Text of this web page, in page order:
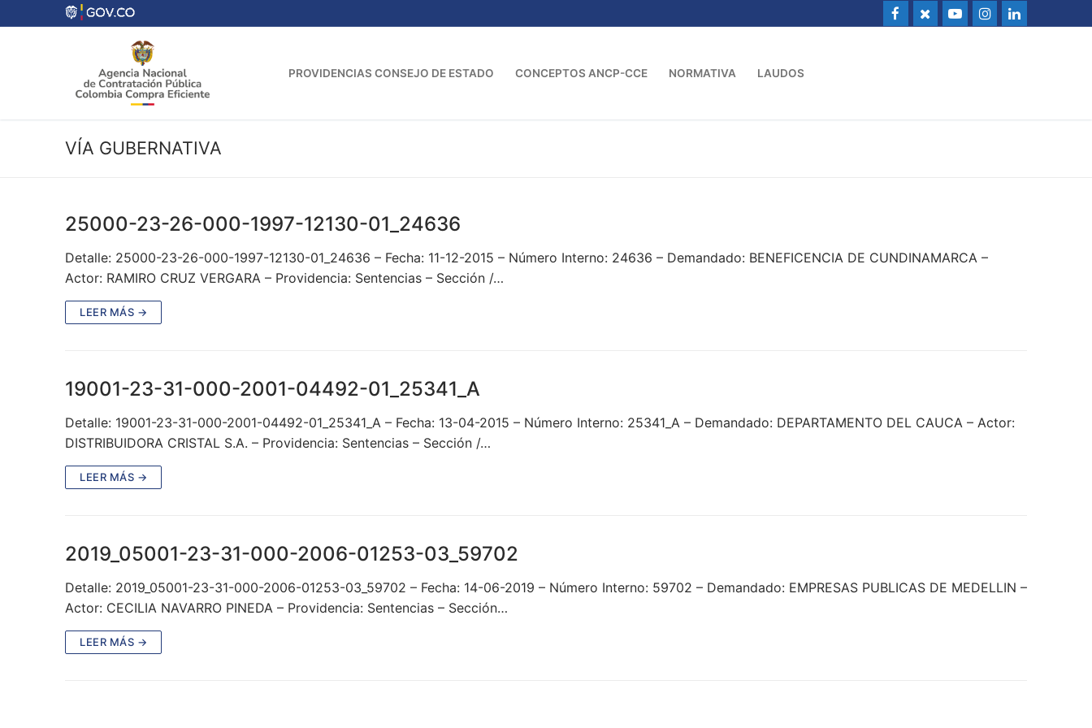
al
PROVIDENCIAS CONSEJO DE ESTADO CONCEPTOS ANCP-CCE NORMATIVA LAUDOS
VÍA GUBERNATIVA
25000-23-26-000-1997-12130-01_24636
Detalle: 25000-23-26-000-1997-12130-01_24636 – Fecha: 11-12-2015 – Número Interno: 24636 – Demandado: BENEFICENCIA DE CUNDINAMARCA –
Actor: RAMIRO CRUZ VERGARA – Providencia: Sentencias – Sección /…
LEER MÁS →
19001-23-31-000-2001-04492-01_25341_A
Detalle: 19001-23-31-000-2001-04492-01_25341_A – Fecha: 13-04-2015 – Número Interno: 25341_A – Demandado: DEPARTAMENTO DEL CAUCA – Actor:
DISTRIBUIDORA CRISTAL S.A. – Providencia: Sentencias – Sección /…
LEER MÁS →
2019_05001-23-31-000-2006-01253-03_59702
Detalle: 2019_05001-23-31-000-2006-01253-03_59702 – Fecha: 14-06-2019 – Número Interno: 59702 – Demandado: EMPRESAS PUBLICAS DE MEDELLIN –
Actor: CECILIA NAVARRO PINEDA – Providencia: Sentencias – Sección…
LEER MÁS →